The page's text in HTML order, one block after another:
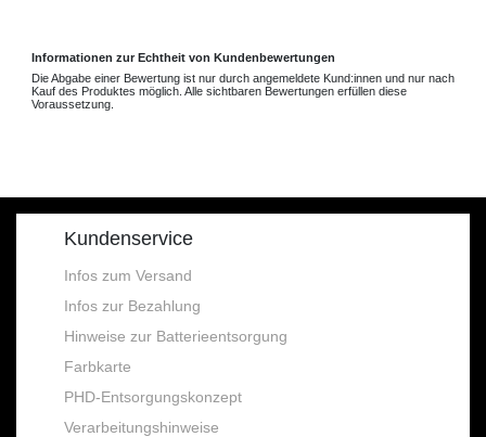
Informationen zur Echtheit von Kundenbewertungen
Die Abgabe einer Bewertung ist nur durch angemeldete Kund:innen und nur nach
Kauf des Produktes möglich. Alle sichtbaren Bewertungen erfüllen diese
Voraussetzung.
Kundenservice
Infos zum Versand
Infos zur Bezahlung
Hinweise zur Batterieentsorgung
Farbkarte
PHD-Entsorgungskonzept
Verarbeitungshinweise